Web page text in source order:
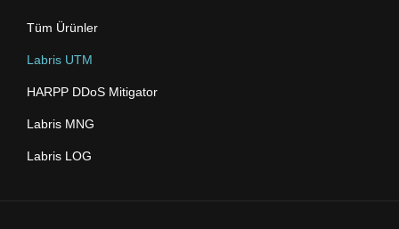
Tüm Ürünler
Labris UTM
HARPP DDoS Mitigator
Labris MNG
Labris LOG